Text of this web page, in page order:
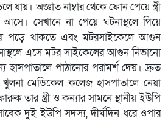
যায়। অজ্ঞাত নাম্বার থেকে ফোন পেয়ে স্ত্রী
সেখানে না পেয়ে ঘটনাস্থলে গিয়ে
পড়ে থাকতে এবং মটরসাইকেলে আগুন
এসে মটর সাইকেলের আগুন নিভানো
পাঠানোর পরামর্শ দেয়। দ্রুত
মেডিকেল কলেজ হাসপাতালে নেয়া
তার স্ত্রী ও কন্যার সামনে স্থানীয় ইউপি
দুই ইউপি সদস্য, দীর্ঘদিন ধরে ওপার